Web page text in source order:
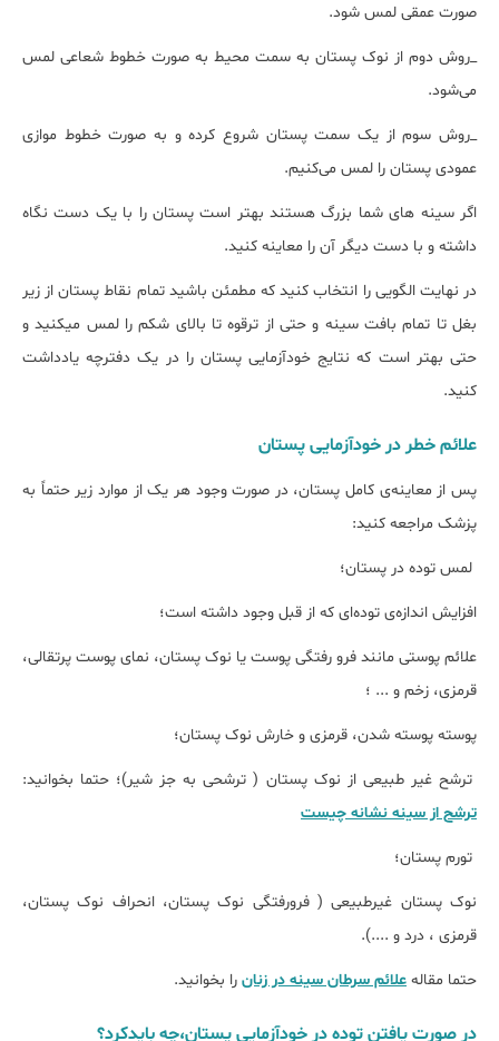
صورت عمقی لمس شود.
_روش دوم از نوک پستان به سمت محیط به صورت خطوط شعاعی لمس
می‌شود.
_روش سوم از یک سمت پستان شروع کرده و به صورت خطوط موازی
عمودی پستان را لمس می‌کنیم.
اگر سینه های شما بزرگ هستند بهتر است پستان را با یک دست نگاه
داشته و با دست دیگر آن را معاینه کنید.
در نهایت الگویی را انتخاب کنید که مطمئن باشید تمام نقاط پستان از زیر
بغل تا تمام بافت سینه و حتی از ترقوه تا بالای شکم را لمس میکنید و
حتی بهتر است که نتایج خودآزمایی پستان را در یک دفترچه یادداشت
کنید.
علائم خطر در خودآزمایی پستان
پس از معاینه‌ی کامل پستان، در صورت وجود هر یک از موارد زیر حتماً به
پزشک مراجعه کنید:
لمس توده در پستان؛
افزایش اندازه‌ی توده‌ای که از قبل وجود داشته است؛
علائم پوستی مانند فرو رفتگی پوست یا نوک پستان، نمای پوست پرتقالی،
قرمزی، زخم و ... ؛
پوسته پوسته شدن، قرمزی و خارش نوک پستان؛
ترشح غیر طبیعی از نوک پستان ( ترشحی به جز شیر)؛ حتما بخوانید:
ترشح از سينه نشانه چيست
تورم پستان؛
نوک پستان غیرطبیعی ( فرورفتگی نوک پستان، انحراف نوک پستان،
قرمزی ، درد و ....).
حتما مقاله علائم سرطان سینه در زنان را بخوانید.
در صورت یافتن توده در خودآزمایی پستان،چه بایدکرد؟